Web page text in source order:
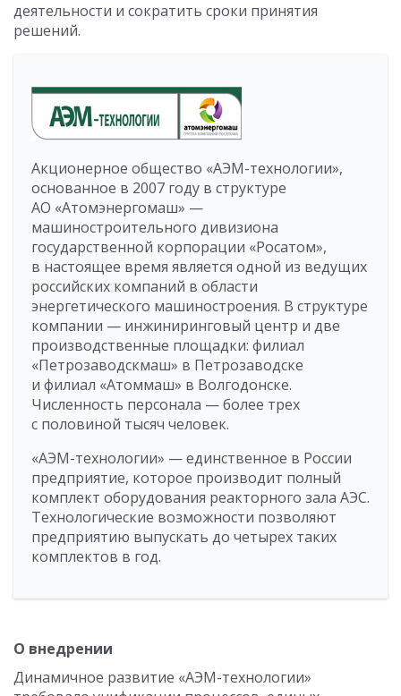
деятельности и сократить сроки принятия
решений.
Акционерное общество «АЭМ-технологии»,
основанное в 2007 году в структуре
АО «Атомэнергомаш» —
машиностроительного дивизиона
государственной корпорации «Росатом»,
в настоящее время является одной из ведущих
российских компаний в области
энергетического машиностроения. В структуре
компании — инжиниринговый центр и две
производственные площадки: филиал
«Петрозаводскмаш» в Петрозаводске
и филиал «Атоммаш» в Волгодонске.
Численность персонала — более трех
с половиной тысяч человек.
«АЭМ-технологии» — единственное в России
предприятие, которое производит полный
комплект оборудования реакторного зала АЭС.
Технологические возможности позволяют
предприятию выпускать до четырех таких
комплектов в год.
О внедрении
Динамичное развитие «АЭМ-технологии»